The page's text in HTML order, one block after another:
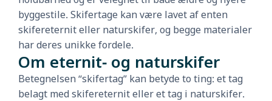
byggestile. Skifertage kan være lavet af enten
skifereternit eller naturskifer, og begge materialer
har deres unikke fordele.
Om eternit- og naturskifer
Betegnelsen “skifertag” kan betyde to ting: et tag
belagt med skifereternit eller et tag i naturskifer.